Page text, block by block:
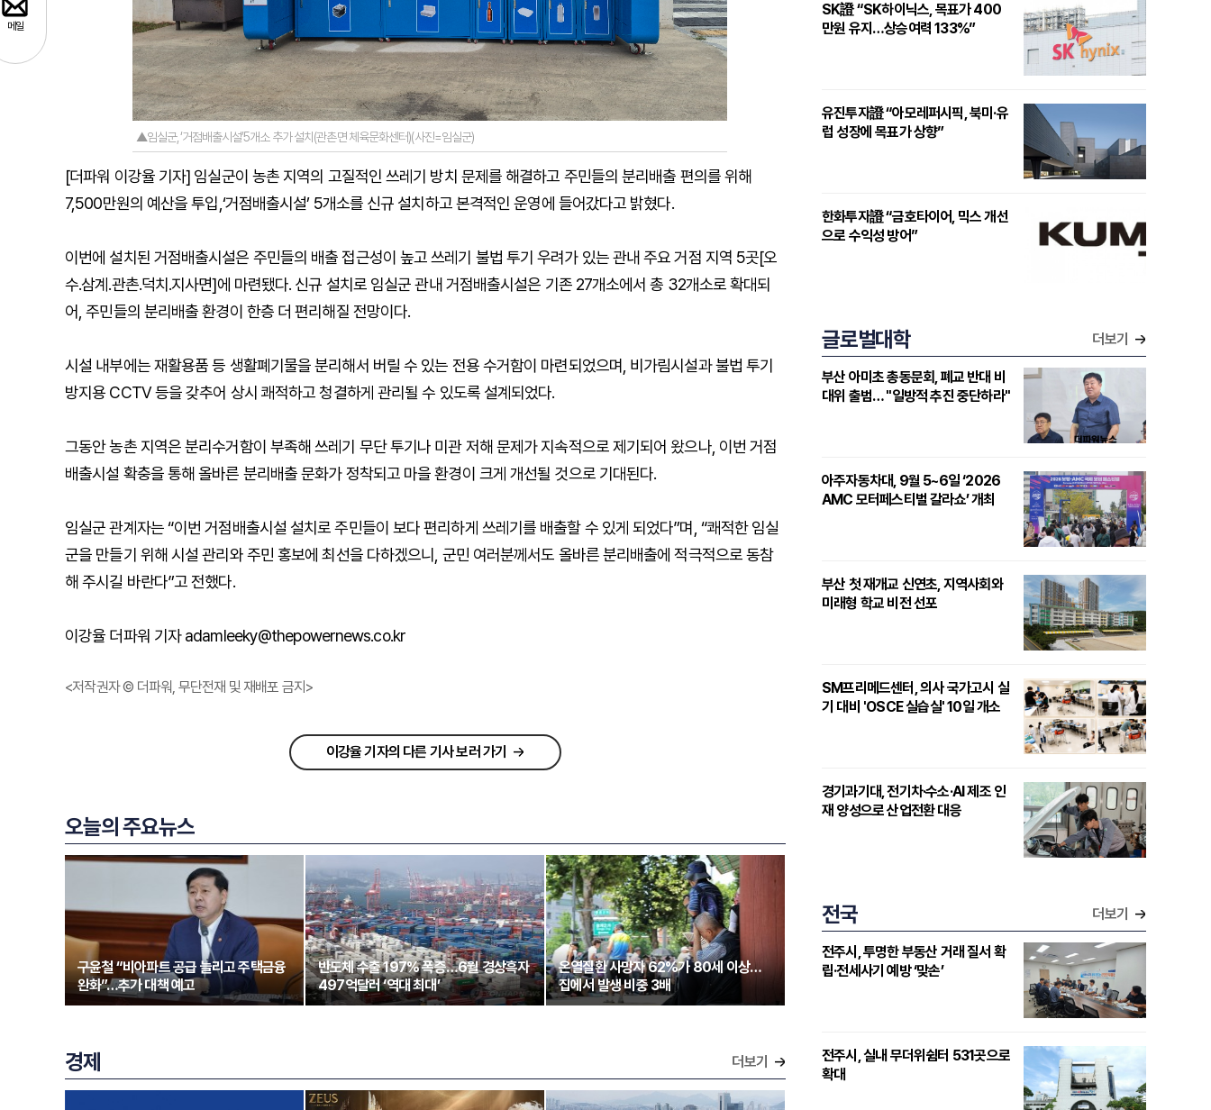
메일
▲임실군,‘거점배출시설’5개소 추가 설치(관촌면 체육문화센터)(사진=임실군)
[더파워 이강율 기자] 임실군이 농촌 지역의 고질적인 쓰레기 방치 문제를 해결하고 주민들의 분리배출 편의를 위해
7,500만원의 예산을 투입,‘거점배출시설’ 5개소를 신규 설치하고 본격적인 운영에 들어갔다고 밝혔다.
이번에 설치된 거점배출시설은 주민들의 배출 접근성이 높고 쓰레기 불법 투기 우려가 있는 관내 주요 거점 지역 5곳[오
수․삼계․관촌․덕치․지사면]에 마련됐다. 신규 설치로 임실군 관내 거점배출시설은 기존 27개소에서 총 32개소로 확대되
어, 주민들의 분리배출 환경이 한층 더 편리해질 전망이다.
시설 내부에는 재활용품 등 생활폐기물을 분리해서 버릴 수 있는 전용 수거함이 마련되었으며, 비가림시설과 불법 투기
방지용 CCTV 등을 갖추어 상시 쾌적하고 청결하게 관리될 수 있도록 설계되었다.
그동안 농촌 지역은 분리수거함이 부족해 쓰레기 무단 투기나 미관 저해 문제가 지속적으로 제기되어 왔으나, 이번 거점
배출시설 확충을 통해 올바른 분리배출 문화가 정착되고 마을 환경이 크게 개선될 것으로 기대된다.
임실군 관계자는 “이번 거점배출시설 설치로 주민들이 보다 편리하게 쓰레기를 배출할 수 있게 되었다”며, “쾌적한 임실
군을 만들기 위해 시설 관리와 주민 홍보에 최선을 다하겠으니, 군민 여러분께서도 올바른 분리배출에 적극적으로 동참
해 주시길 바란다”고 전했다.
이강율 더파워 기자 adamleeky@thepowernews.co.kr
<저작권자 © 더파워, 무단전재 및 재배포 금지>
이강율 기자의 다른 기사 보러 가기
오늘의 주요뉴스
구윤철 “비아파트 공급 늘리고 주택금융
완화”…추가 대책 예고
반도체 수출 197% 폭증…6월 경상흑자
497억달러 ‘역대 최대’
온열질환 사망자 62%가 80세 이상…
집에서 발생 비중 3배
경제 더보기
SK證 “SK하이닉스, 목표가 400
만원 유지…상승여력 133%”
유진투자證 “아모레퍼시픽, 북미·유
럽 성장에 목표가 상향”
한화투자證 “금호타이어, 믹스 개선
으로 수익성 방어”
글로벌대학 더보기
부산 아미초 총동문회, 폐교 반대 비
대위 출범… "일방적 추진 중단하라"
아주자동차대, 9월 5~6일 ‘2026
AMC 모터페스티벌 갈라쇼’ 개최
부산 첫 재개교 신연초, 지역사회와
미래형 학교 비전 선포
SM프리메드센터, 의사 국가고시 실
기 대비 'OSCE 실습실' 10일 개소
경기과기대, 전기차·수소·AI 제조 인
재 양성으로 산업전환 대응
전국 더보기
전주시, 투명한 부동산 거래 질서 확
립·전세사기 예방 ‘맞손’
전주시, 실내 무더위쉼터 531곳으로
확대